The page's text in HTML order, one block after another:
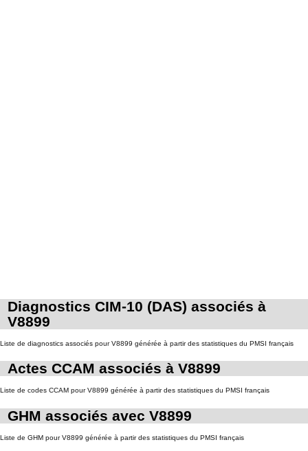
Diagnostics CIM-10 (DAS) associés à
V8899
Liste de diagnostics associés pour V8899 générée à partir des statistiques du PMSI français
Actes CCAM associés à V8899
Liste de codes CCAM pour V8899 générée à partir des statistiques du PMSI français
GHM associés avec V8899
Liste de GHM pour V8899 générée à partir des statistiques du PMSI français